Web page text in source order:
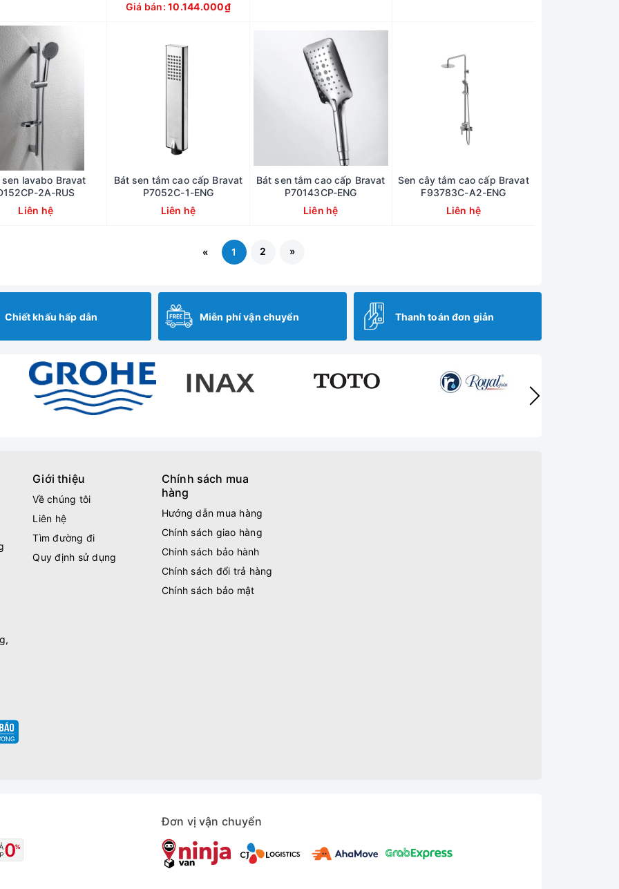
Giá bán:10.144.000₫
sen lavabo Bravat
2A-RUS
Liên hệ
Bát sen tắm cao cấp Bravat
P7052C-1-ENG
Liên hệ
Bát sen tắm cao cấp Bravat
P70143CP-ENG
Liên hệ
Sen cây tắm cao cấp Bravat
F93783C-A2-ENG
Liên hệ
« 1 2 »
Chiết khấu hấp dẫn Miễn phí vận chuyển Thanh toán đơn giản
Giới thiệu
Về chúng tôi
Liên hệ
Tìm đường đi
Quy định sử dụng
Chính sách mua
hàng
Hướng dẫn mua hàng
Chính sách giao hàng
Chính sách bảo hành
Chính sách đổi trả hàng
Chính sách bảo mật
Đơn vị vận chuyển